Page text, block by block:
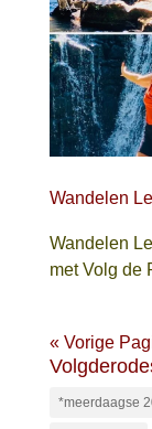
Wandelen
Wandelen
met Volg de
« Vorige
*meerdaagse